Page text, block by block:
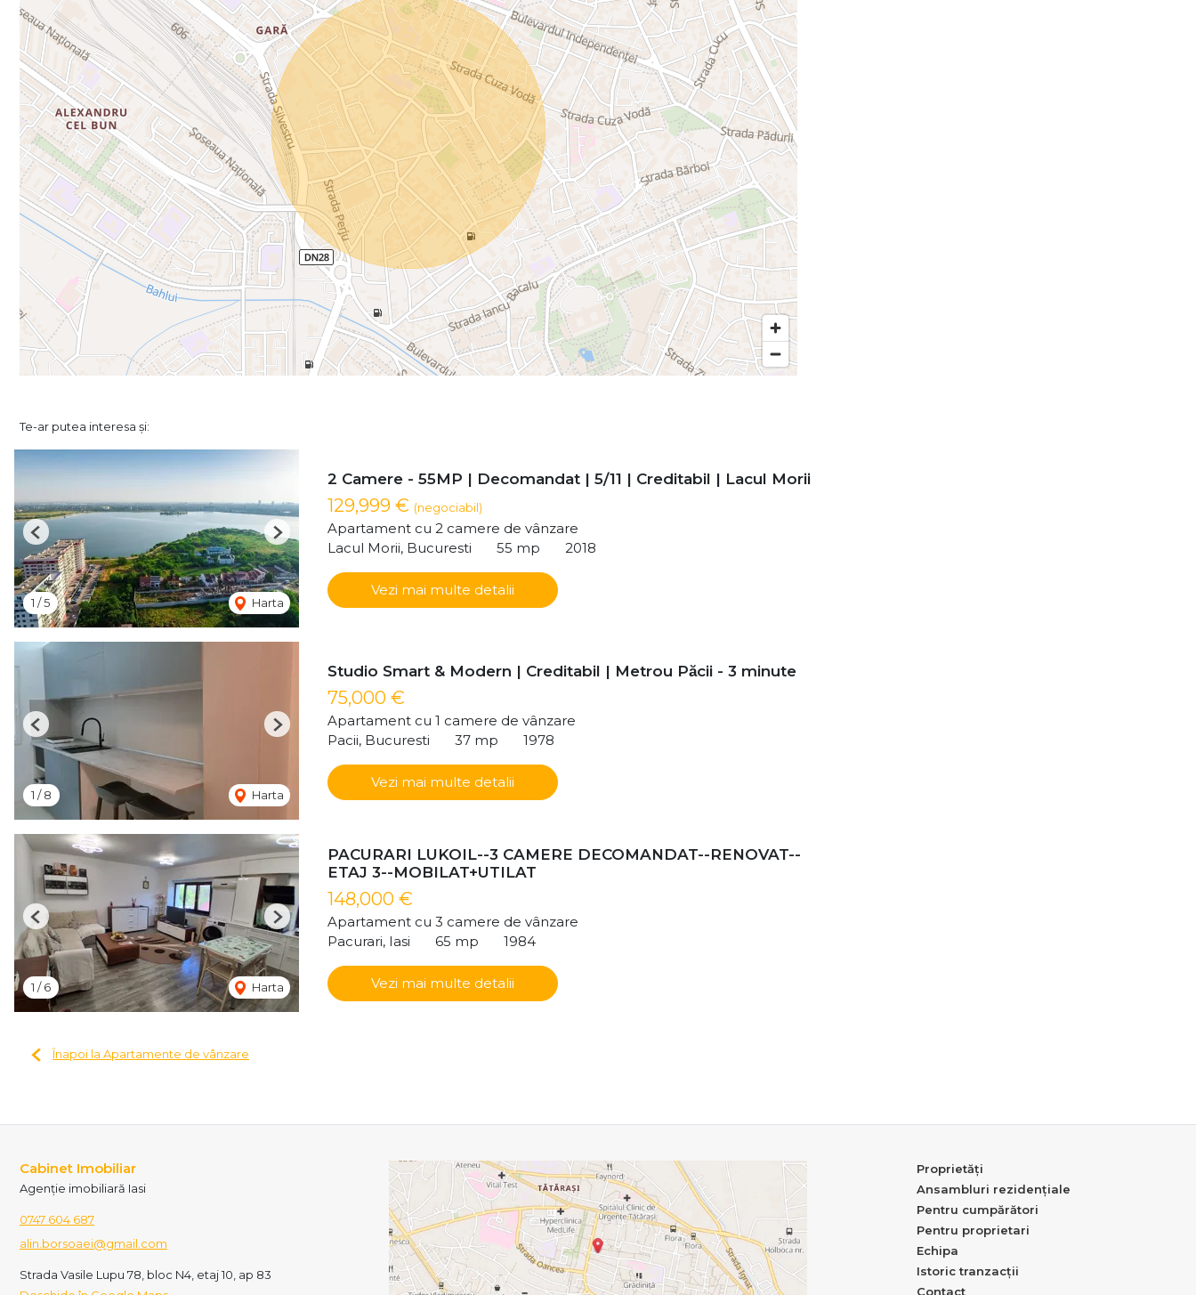
Te-ar putea interesa și:
1 /5 Harta
Previous Next
2 Camere - 55MP | Decomandat | 5/11 | Creditabil | Lacul Morii
129,999 € (negociabil)
Apartament cu 2 camere de vânzare
Lacul Morii, Bucuresti
55 mp 2018
Vezi mai multe detalii
1 /8 Harta
Previous Next
Studio Smart & Modern | Creditabil | Metrou Păcii - 3 minute
75,000 €
Apartament cu 1 camere de vânzare
Pacii, Bucuresti
37 mp 1978
Vezi mai multe detalii
1 /6 Harta
Previous Next
PACURARI LUKOIL--3 CAMERE DECOMANDAT--RENOVAT--
ETAJ 3--MOBILAT+UTILAT
148,000 €
Apartament cu 3 camere de vânzare
Pacurari, Iasi
65 mp 1984
Vezi mai multe detalii
Înapoi la Apartamente de vânzare
Cabinet Imobiliar
Agenție imobiliară Iasi
0747 604 687
alin.borsoaei@gmail.com
Strada Vasile Lupu 78, bloc N4, etaj 10, ap 83
Proprietăți
Ansambluri rezidențiale
Pentru cumpărători
Pentru proprietari
Echipa
Istoric tranzacții
Contact